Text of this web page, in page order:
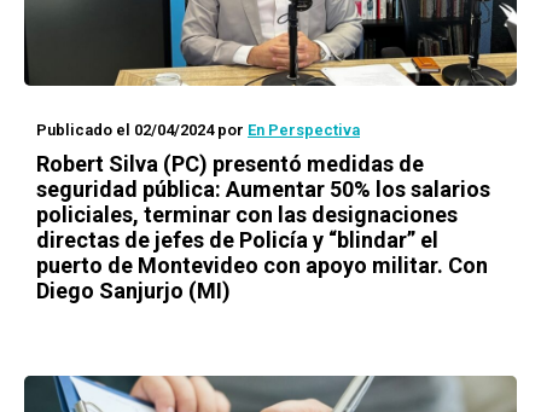
Publicado el 02/04/2024por En Perspectiva
Robert Silva (PC) presentó medidas de
seguridad pública: Aumentar 50% los salarios
policiales, terminar con las designaciones
directas de jefes de Policía y “blindar” el
puerto de Montevideo con apoyo militar. Con
Diego Sanjurjo (MI)